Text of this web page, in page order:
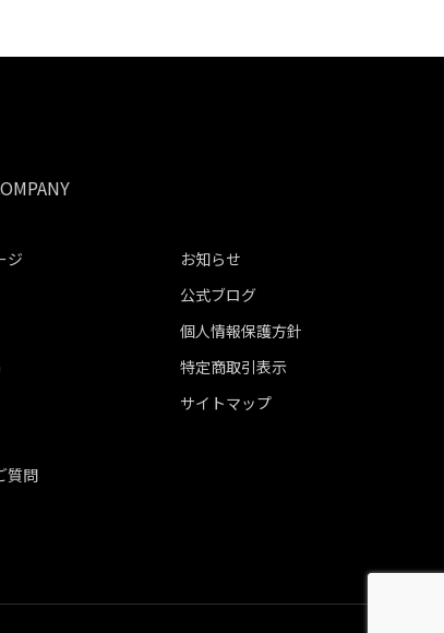
ジ
質問
お知らせ
公式ブログ
個人情報保護方針
特定商取引表示
サイトマップ